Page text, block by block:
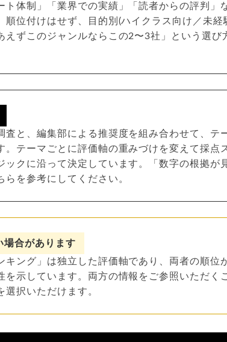
ト体制」「業界での実績」「読者からの評判」
順位付けはせず、目的別(ハイクラス向け／未経
えずこのジャンルならこの2〜3社」という選び
査と、編集部による推奨度を組み合わせて、テ
。テーマごとに評価軸の重みづけを変えて採点
ックに沿って決定しています。「数字の根拠が
を参考にしてください。
場合があります
キング」は独立した評価軸であり、両者の順位
を示しています。両方の情報をご参照いただく
択いただけます。